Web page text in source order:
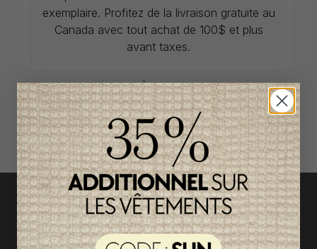
exemplaire. Profitez de la livraison gratuite au
Canada avec tout achat de 100$ et plus
avant taxes.
ACCÈS RAPIDE
magasinez par catégorie